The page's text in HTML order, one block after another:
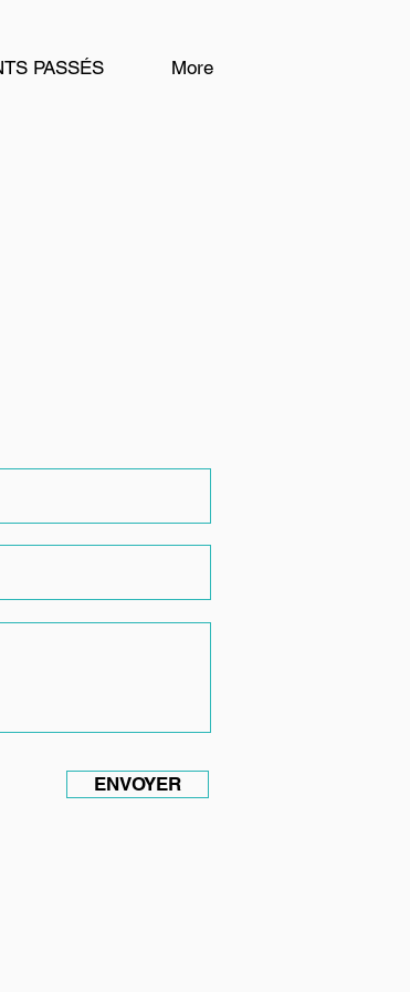
PASSÉS More
ENVOYER